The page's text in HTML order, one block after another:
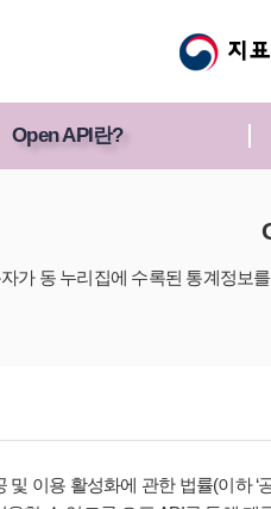
Open API란?
가 동 누리집에 수록된 통계정보
및 이용 활성화에 관한 법률(이하